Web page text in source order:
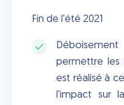
Fin de l'été 2021
permettre les
est réalisé à
l'impact sur